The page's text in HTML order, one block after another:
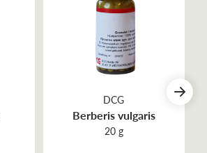
DCG
Berberis vulgaris
20 g